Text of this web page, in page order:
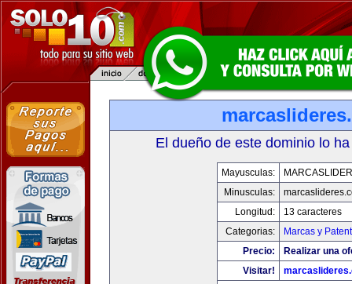
El dueño de este dominio lo
Mayusculas:
Minusculas:
Longitud:
13 caracteres
Categorias:
Marcas y
Precio:
Realizar una
Visitar!